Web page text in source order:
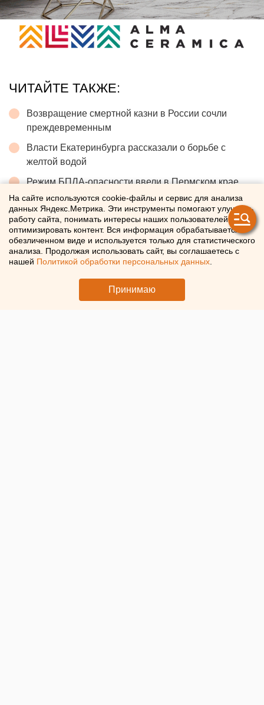
ЧИТАЙТЕ ТАКЖЕ:
Возвращение смертной казни в России сочли
преждевременным
Власти Екатеринбурга рассказали о борьбе с
желтой водой
Режим БПЛА-опасности ввели в Пермском крае
Федеральные компании не могут найти в
Екатеринбурге земли под апартаменты
Ребенка на электросамокате сбили в
Екатеринбурге
На сайте используются cookie-файлы и сервис для анализа
данных Яндекс.Метрика. Эти инструменты помогают улучшать
работу сайта, понимать интересы наших пользователей и
оптимизировать контент. Вся информация обрабатывается в
обезличенном виде и используется только для статистического
анализа. Продолжая использовать сайт, вы соглашаетесь с
нашей Политикой обработки персональных данных
Принимаю